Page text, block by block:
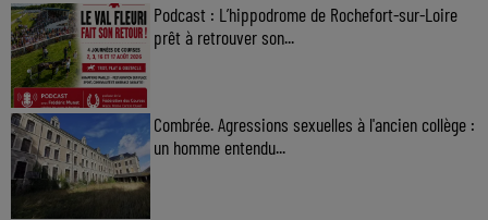
Podcast : L’hippodrome de Rochefort-sur-Loire
prêt à retrouver son...
Combrée. Agressions sexuelles à l'ancien collège :
un homme entendu...